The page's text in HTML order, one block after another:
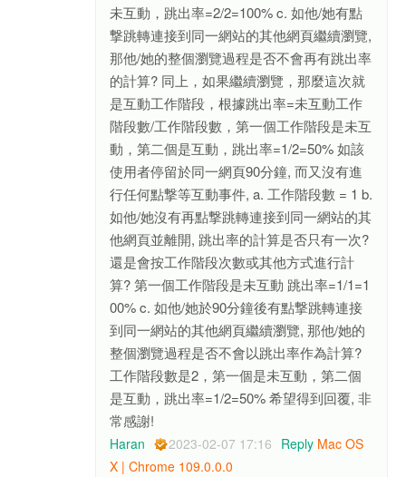
未互動，跳出率=2/2=100% c. 如他/她有點
撃跳轉連接到同一網站的其他網頁繼續瀏覽,
那他/她的整個瀏覽過程是否不會再有跳出率
的計算? 同上，如果繼續瀏覽，那麼這次就
是互動工作階段，根據跳出率=未互動工作
階段數/工作階段數，第一個工作階段是未互
動，第二個是互動，跳出率=1/2=50% 如該
使用者停留於同一網頁90分鐘, 而又沒有進
行任何點撃等互動事件, a. 工作階段數 = 1 b.
如他/她沒有再點撃跳轉連接到同一網站的其
他網頁並離開, 跳出率的計算是否只有一次?
還是會按工作階段次數或其他方式進行計
算? 第一個工作階段是未互動 跳出率=1/1=1
00% c. 如他/她於90分鐘後有點撃跳轉連接
到同一網站的其他網頁繼續瀏覽, 那他/她的
整個瀏覽過程是否不會以跳出率作為計算?
工作階段數是2，第一個是未互動，第二個
是互動，跳出率=1/2=50% 希望得到回覆, 非
常感謝!
Haran 2023-02-07 17:16 Reply Mac OS
X | Chrome 109.0.0.0